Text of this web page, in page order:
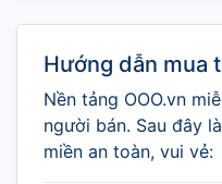
Hướng dẫn mua
Nền tảng OOO.vn
người bán. Sau đây
miền an toàn, vui vẻ: